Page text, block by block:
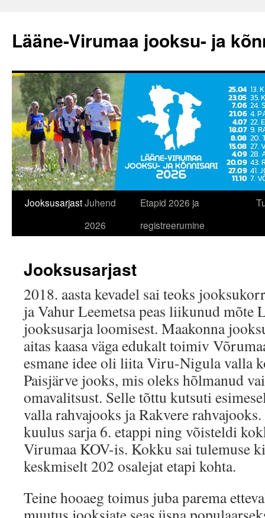
Lääne-Virumaa jooksu- ja
Liigu
JooksusarjastJuhend
2026
Etapid 2026 ja
registreerumine
Jooksusarjast
2018. aasta kevadel sai teoks
ja Vahur Leemetsa peas liikunud mõte
jooksusarja loomisest. Maakonna
aitas kaasa väga edukalt toimiv
esmane idee oli liita Viru-Nigula valla
Paisjärve jooks, mis oleks hõlmanud
omavalitsust. Selle tõttu kutsuti
valla rahvajooks ja Rakvere
kuulus sarja 6. etappi ning võisteldi
Virumaa KOV-is. Kokku sai tulemuse
keskmiselt 202 osalejat etapi kohta.
Teine hooaeg toimus juba parema